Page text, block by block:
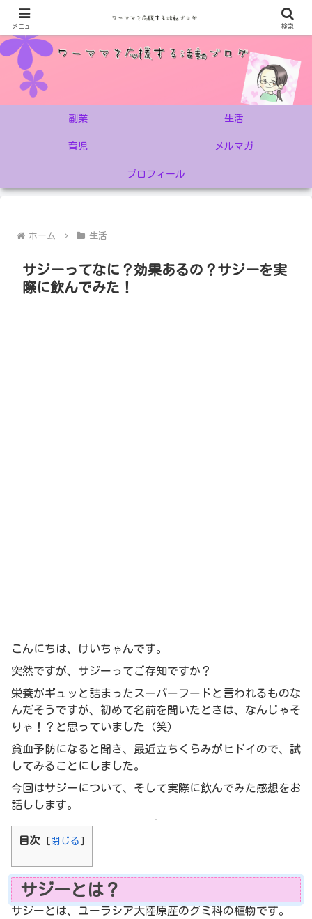
副業 生活
育児 メルマガ
プロフィール
ホーム 生活
サジーってなに？効果あるの？サジーを実
際に飲んでみた！
こんにちは、けいちゃんです。
突然ですが、サジーってご存知ですか？
栄養がギュッと詰まったスーパーフードと言われるものな
んだそうですが、初めて名前を聞いたときは、なんじゃそ
りゃ！？と思っていました（笑）
貧血予防になると聞き、最近立ちくらみがヒドイので、試
してみることにしました。
今回はサジーについて、そして実際に飲んでみた感想をお
話しします。
目次 [ 閉じる ]
サジーとは？
サジーとは、ユーラシア大陸原産のグミ科の植物です。
メニュー 検索